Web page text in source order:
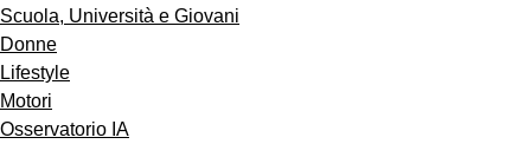
Scuola, Università e Giovani
Donne
Lifestyle
Motori
Osservatorio IA